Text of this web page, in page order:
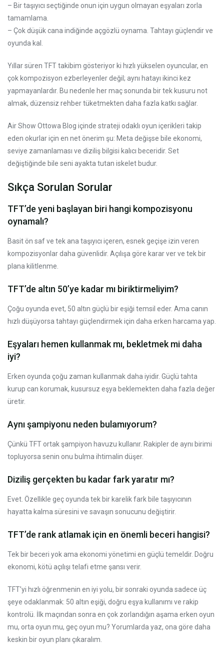
– Bir taşıyıcı seçtiğinde onun için uygun olmayan eşyaları zorla
tamamlama.
– Çok düşük cana indiğinde açgözlü oynama. Tahtayı güçlendir ve
oyunda kal.
Yıllar süren TFT takibim gösteriyor ki hızlı yükselen oyuncular, en
çok kompozisyon ezberleyenler değil; aynı hatayı ikinci kez
yapmayanlardır. Bu nedenle her maç sonunda bir tek kusuru not
almak, düzensiz rehber tüketmekten daha fazla katkı sağlar.
Air Show Ottowa Blog içinde strateji odaklı oyun içerikleri takip
eden okurlar için en net önerim şu: Meta değişse bile ekonomi,
seviye zamanlaması ve diziliş bilgisi kalıcı beceridir. Set
değiştiğinde bile seni ayakta tutan iskelet budur.
Sıkça Sorulan Sorular
TFT’de yeni başlayan biri hangi kompozisyonu
oynamalı?
Basit ön saf ve tek ana taşıyıcı içeren, esnek geçişe izin veren
kompozisyonlar daha güvenlidir. Açılışa göre karar ver ve tek bir
plana kilitlenme.
TFT’de altın 50’ye kadar mı biriktirmeliyim?
Çoğu oyunda evet, 50 altın güçlü bir eşiği temsil eder. Ama canın
hızlı düşüyorsa tahtayı güçlendirmek için daha erken harcama yap.
Eşyaları hemen kullanmak mı, bekletmek mi daha
iyi?
Erken oyunda çoğu zaman kullanmak daha iyidir. Güçlü tahta
kurup can korumak, kusursuz eşya beklemekten daha fazla değer
üretir.
Aynı şampiyonu neden bulamıyorum?
Çünkü TFT ortak şampiyon havuzu kullanır. Rakipler de aynı birimi
topluyorsa senin onu bulma ihtimalin düşer.
Diziliş gerçekten bu kadar fark yaratır mı?
Evet. Özellikle geç oyunda tek bir karelik fark bile taşıyıcının
hayatta kalma süresini ve savaşın sonucunu değiştirir.
TFT’de rank atlamak için en önemli beceri hangisi?
Tek bir beceri yok ama ekonomi yönetimi en güçlü temeldir. Doğru
ekonomi, kötü açılışı telafi etme şansı verir.
TFT’yi hızlı öğrenmenin en iyi yolu, bir sonraki oyunda sadece üç
şeye odaklanmak: 50 altın eşiği, doğru eşya kullanımı ve rakip
kontrolü. İlk maçından sonra en çok zorlandığın aşama erken oyun
mu, orta oyun mu, geç oyun mu? Yorumlarda yaz, ona göre daha
keskin bir oyun planı çıkaralım.